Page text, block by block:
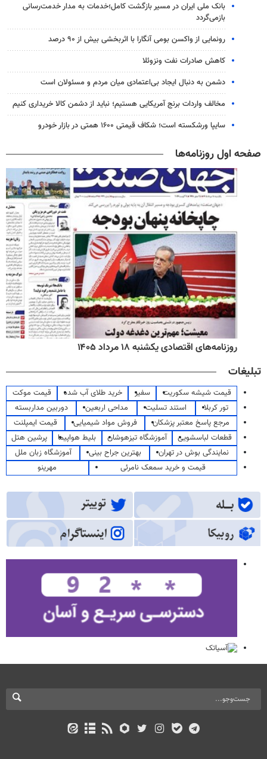
بانک ملی ایران در مسیر بازگشت کامل؛خدمات به مدار خدمت‌رسانی
بازمی‌گردد
رونمایی از واکسن بومی آنگارا با اثربخشی بیش از ۹۰ درصد
کاهش صادرات نفت ونزوئلا
دشمن به دنبال ایجاد بی‌اعتمادی میان مردم و مسئولان است
مخالف واردات برنج آمریکایی هستیم؛ نباید از دشمن کالا خریداری کنیم
سایپا ورشکسته است؛ شکاف قیمتی ۱۶۰۰ همتی در بازار خودرو
صفحه اول روزنامه‌ها
روزنامه‌های اقتصادی یکشنبه ۱۸ مرداد ۱۴۰۵
تبلیغات
قیمت شیشه سکوریت سفیر خرید طلای آب شده
قیمت موکت
تور کربلا
استند تسلیت مداحی اربعین
دوربین مداربسته
مرجع پاسخ معتبر پزشکان
فروش مواد شیمیایی
قیمت ایمپلنت
قطعات لباسشویی
آموزشگاه تیزهوشان بلیط هواپیما
پرشین هتل
نمایندگی بوش در تهران
بهترین جراح بینی
آموزشگاه زبان ملل
قیمت و خرید سمعک نامرئی
مهرینو